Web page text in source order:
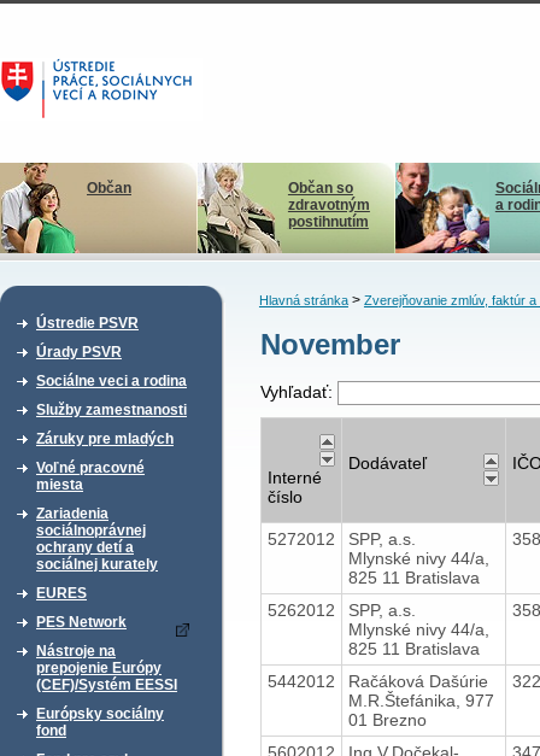
Občan
Občan so
zdravotným
postihnutím
a
Ústredie PSVR
Úrady PSVR
Sociálne veci a rodina
Služby zamestnanosti
Záruky pre mladých
Voľné pracovné
miesta
Zariadenia
sociálnoprávnej
ochrany detí a
sociálnej kurately
EURES
PES Network
Nástroje na
prepojenie Európy
(CEF)/Systém EESSI
Európsky sociálny
fond
Hlavná stránka> Zverejňovanie zmlúv, faktúr a
November
Vyhľadať:
Interné
číslo
Dodávateľ
5272012
SPP, a.s.
Mlynské nivy 44/a,
825 11 Bratislava
5262012
SPP, a.s.
Mlynské nivy 44/a,
825 11 Bratislava
5442012
Račáková Dašúrie
M.R.Štefánika, 977
01 Brezno